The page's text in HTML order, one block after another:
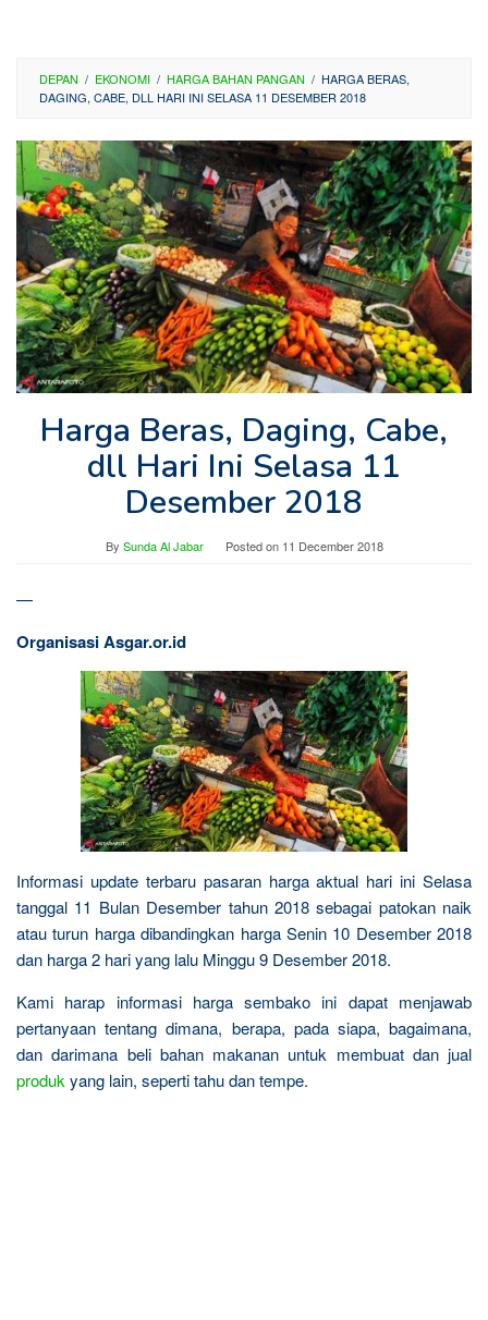
DEPAN / EKONOMI / HARGA BAHAN PANGAN / HARGA BERAS,
DAGING, CABE, DLL HARI INI SELASA 11 DESEMBER 2018
Harga Beras, Daging, Cabe,
dll Hari Ini Selasa 11
Desember 2018
By Sunda Al Jabar Posted on 11 December 2018
—
Organisasi Asgar.or.id
Informasi update terbaru pasaran harga aktual hari ini Selasa
tanggal 11 Bulan Desember tahun 2018 sebagai patokan naik
atau turun harga dibandingkan harga Senin 10 Desember 2018
dan harga 2 hari yang lalu Minggu 9 Desember 2018.
Kami harap informasi harga sembako ini dapat menjawab
pertanyaan tentang dimana, berapa, pada siapa, bagaimana,
dan darimana beli bahan makanan untuk membuat dan jual
produk yang lain, seperti tahu dan tempe.